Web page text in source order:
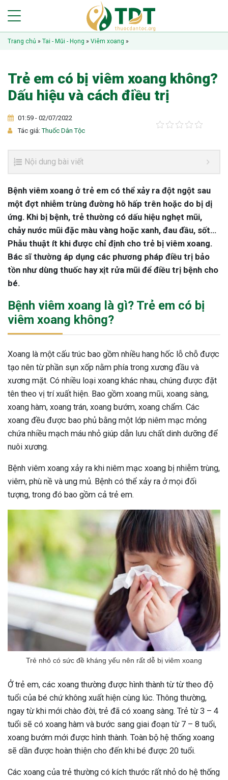
Trang chủ » Tai - Mũi - Họng » Viêm xoang »
Trẻ em có bị viêm xoang không?
Dấu hiệu và cách điều trị
01:59 - 02/07/2022
Tác giả:Thuốc Dân Tộc
Nội dung bài viết
Bệnh viêm xoang ở trẻ em có thể xảy ra đột ngột sau
một đợt nhiễm trùng đường hô hấp trên hoặc do bị dị
ứng. Khi bị bệnh, trẻ thường có dấu hiệu nghẹt mũi,
chảy nước mũi đặc màu vàng hoặc xanh, đau đầu, sốt…
Phẫu thuật ít khi được chỉ định cho trẻ bị viêm xoang.
Bác sĩ thường áp dụng các phương pháp điều trị bảo
tồn như dùng thuốc hay xịt rửa mũi để điều trị bệnh cho
bé.
Bệnh viêm xoang là gì? Trẻ em có bị
viêm xoang không?
Xoang là một cấu trúc bao gồm nhiều hang hốc lỗ chỗ được
tạo nên từ phần sụn xốp nằm phía trong xương đầu và
xương mặt. Có nhiều loại xoang khác nhau, chúng được đặt
tên theo vị trí xuất hiện. Bao gồm xoang mũi, xoang sàng,
xoang hàm, xoang trán, xoang bướm, xoang chẩm. Các
xoang đều được bao phủ bằng một lớp niêm mạc mỏng
chứa nhiều mạch máu nhỏ giúp dẫn lưu chất dinh dưỡng để
nuôi xương.
Bệnh viêm xoang xảy ra khi niêm mạc xoang bị nhiễm trùng,
viêm, phù nề và ung mủ. Bệnh có thể xảy ra ở mọi đối
tượng, trong đó bao gồm cả trẻ em.
Trẻ nhỏ có sức đề kháng yếu nên rất dễ bị viêm xoang
Ở trẻ em, các xoang thường được hình thành từ từ theo độ
tuổi của bé chứ không xuất hiện cùng lúc. Thông thường,
ngay từ khi mới chào đời, trẻ đã có xoang sàng. Trẻ từ 3 – 4
tuổi sẽ có xoang hàm và bước sang giai đoạn từ 7 – 8 tuổi,
xoang bướm mới được hình thành. Toàn bộ hệ thống xoang
sẽ dần được hoàn thiện cho đến khi bé được 20 tuổi.
Các xoang của trẻ thường có kích thước rất nhỏ do hệ thống